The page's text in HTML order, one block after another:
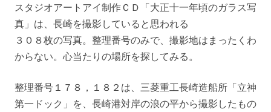
スタジオアートアイ制作ＣＤ「大正十一年頃のガラス写
真」は、長崎を撮影していると思われる
３０８枚の写真。整理番号のみで、撮影地はまったくわ
からない。心当たりの場所を探してみる。
整理番号１７８，１８２は、三菱重工長崎造船所「立神
第一ドック」を、長崎港対岸の浪の平から撮影したもの